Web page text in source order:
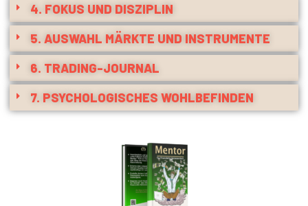
4. FOKUS UND DISZIPLIN
5. AUSWAHL MÄRKTE UND INSTRUMENTE
6. TRADING-JOURNAL
7. PSYCHOLOGISCHES WOHLBEFINDEN